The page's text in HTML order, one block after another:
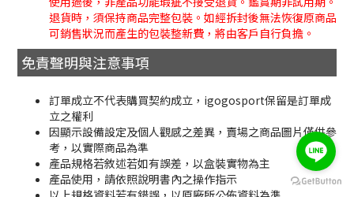
退貨時，須保持商品完整包裝。如經拆封後無法恢復原商品
可銷售狀況而產生的包裝整新費，將由客戶自行負擔。
免責聲明與注意事項
訂單成立不代表購買契約成立，igogosport保留是訂單成
立之權利
因顯示設備設定及個人觀感之差異，賣場之商品圖片僅供參
考，以實際商品為準
產品規格若敘述若如有誤差，以盒裝實物為主
產品使用，請依照說明書內之操作指示
BUY NOW